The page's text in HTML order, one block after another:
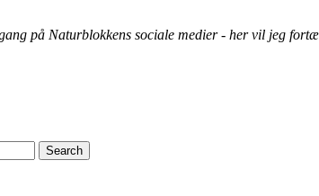
på Naturblokkens sociale medier - her vil jeg